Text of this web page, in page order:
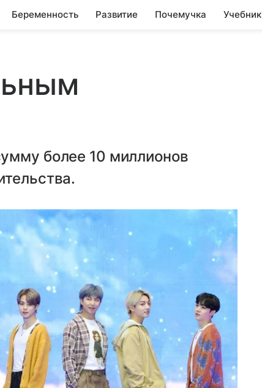
Беременность Развитие Почемучка Учебник
более 10 миллионов